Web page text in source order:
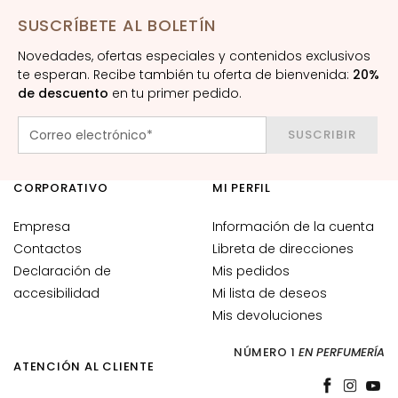
u
e
r
o
s
y
p
r
i
c
i
i
o
c
SUSCRÍBETE AL BOLETÍN
Novedades, ofertas especiales y contenidos exclusivos
te esperan. Recibe también tu oferta de bienvenida: 20%
de descuento en tu primer pedido.
SUSCRIBIR
CORPORATIVO
Empresa
Contactos
Declaración de
accesibilidad
ATENCIÓN AL CLIENTE
MI PERFIL
Información de la cuenta
Libreta de direcciones
Mis pedidos
Mi lista de deseos
Mis devoluciones
NÚMERO 1 EN PERFUMERÍA